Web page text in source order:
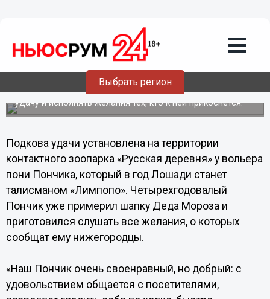
Выбрать регион
Гигантская подкова удачи исполнит
желания посетителей «Лимпопо»
В преддверии Нового 2014 года, который по Китайскому
календарю станет Годом Лошади, в зоопарке «Лимпопо»
появилась гигантская подкова, призванная приносить
удачу и исполнять желания тех, кто к ней прикоснется.
Подкова удачи установлена на территории
контактного зоопарка «Русская деревня» у вольера
пони Пончика, который в год Лошади станет
талисманом «Лимпопо». Четырехгодовалый
Пончик уже примерил шапку Деда Мороза и
приготовился слушать все желания, о которых
сообщат ему нижегородцы.
«Наш Пончик очень своенравный, но добрый: с
удовольствием общается с посетителями,